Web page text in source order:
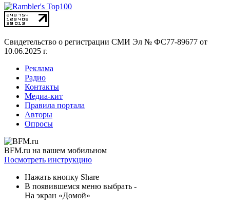
Свидетельство о регистрации СМИ Эл № ФС77-89677 от
10.06.2025 г.
Реклама
Радио
Контакты
Медиа-кит
Правила портала
Авторы
Опросы
BFM.ru на вашем мобильном
Посмотреть инструкцию
Нажать кнопку Share
В появившемся меню выбрать -
На экран «Домой»